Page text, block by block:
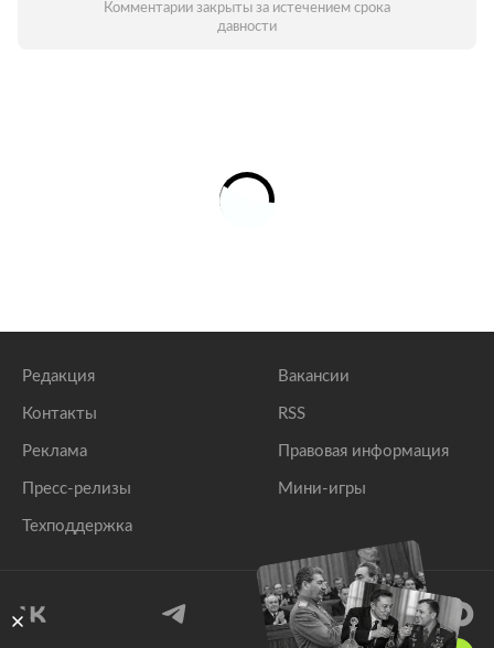
Комментарии закрыты за истечением срока
давности
Редакция
Контакты
Реклама
Пресс-релизы
Техподдержка
Вакансии
RSS
Правовая информация
Мини-игры